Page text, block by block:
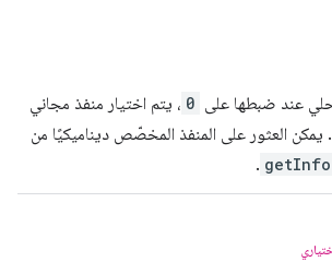
عند ضبطها على 0 ، يتم اختيار منفذ مجاني
يمكن العثور على المنفذ المخصّص ديناميكيًا من
getInfo
.